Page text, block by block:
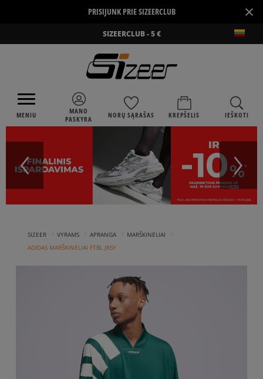
PRISIJUNK PRIE SIZEERCLUB ×
SIZEERCLUB - 5 €
MENIU
MANO
PASKYRA
NORŲ SĄRAŠAS KREPŠELIS IEŠKOTI
SIZEER VYRAMS APRANGA MARŠKINĖLIAI
ADIDAS MARŠKINĖLIAI FTBL JRSY